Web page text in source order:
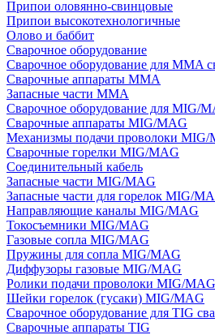
Припои оловянно-свинцовые
Припои высокотехнологичные
Олово и баббит
Сварочное оборудование
Сварочное оборудование для MMA
Сварочные аппараты MMA
Запасные части MMA
Сварочное оборудование для MIG/
Сварочные аппараты MIG/MAG
Механизмы подачи проволоки MIG/
Сварочные горелки MIG/MAG
Соединительный кабель
Запасные части MIG/MAG
Запасные части для горелок MIG/
Направляющие каналы MIG/MAG
Токосъемники MIG/MAG
Газовые сопла MIG/MAG
Пружины для сопла MIG/MAG
Диффузоры газовые MIG/MAG
Ролики подачи проволоки MIG/MAG
Шейки горелок (гусаки) MIG/MAG
Сварочное оборудование для TIG
Сварочные аппараты TIG